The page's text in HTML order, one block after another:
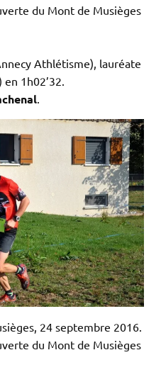
du Mont de Musièges
Athlétisme), lauréate
1h02’32.
24 septembre 2016.
du Mont de Musièges